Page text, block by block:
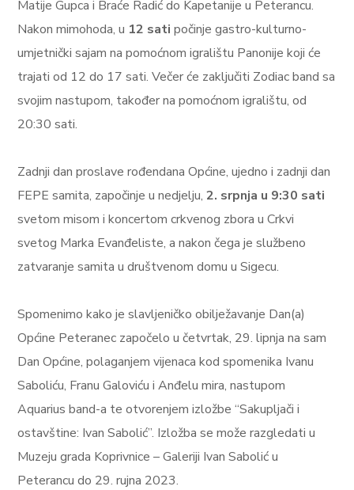
Matije Gupca i Braće Radić do Kapetanije u Peterancu.
Nakon mimohoda, u 12 sati počinje gastro-kulturno-
umjetnički sajam na pomoćnom igralištu Panonije koji će
trajati od 12 do 17 sati. Večer će zaključiti Zodiac band sa
svojim nastupom, također na pomoćnom igralištu, od
20:30 sati.
Zadnji dan proslave rođendana Općine, ujedno i zadnji dan
FEPE samita, započinje u nedjelju,2. srpnja u 9:30 sati
svetom misom i koncertom crkvenog zbora u Crkvi
svetog Marka Evanđeliste, a nakon čega je službeno
zatvaranje samita u društvenom domu u Sigecu.
Spomenimo kako je slavljeničko obilježavanje Dan(a)
Općine Peteranec započelo u četvrtak, 29. lipnja na sam
Dan Općine, polaganjem vijenaca kod spomenika Ivanu
Saboliću, Franu Galoviću i Anđelu mira, nastupom
Aquarius band-a te otvorenjem izložbe “Sakupljači i
ostavštine: Ivan Sabolić”. Izložba se može razgledati u
Muzeju grada Koprivnice – Galeriji Ivan Sabolić u
Peterancu do 29. rujna 2023.